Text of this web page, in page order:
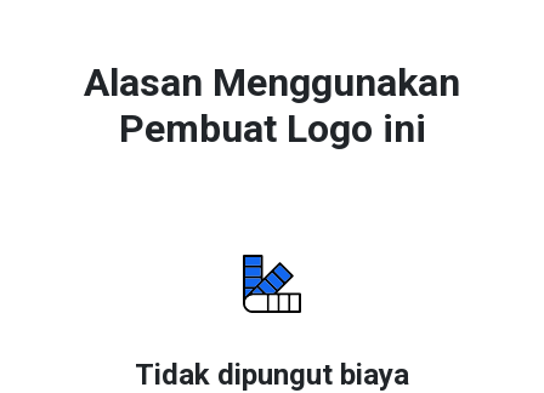
Alasan Menggunakan
Pembuat Logo ini
Tidak dipungut biaya